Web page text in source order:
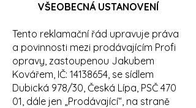
VŠEOBECNÁ USTANOVENÍ
Tento reklamační řád upravuje práva
a povinnosti mezi prodávajícím Profi
opravy, zastoupenou Jakubem
Kovářem, IČ: 14138654, se sídlem
Dubická 978/30, Česká Lípa, PSČ 470
01, dále jen „Prodávající“, na straně